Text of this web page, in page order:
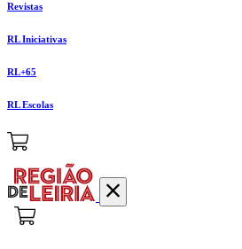
Revistas
RL Iniciativas
RL+65
RL Escolas